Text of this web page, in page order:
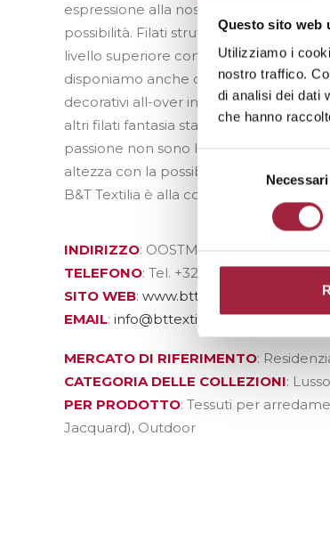
Questo sito web
Utilizziamo i
nostro traffico.
di analisi dei dati
che hanno
del
consenso
Necessari
espressione alla nostra collezione
possibilità. Filati strutturati e finissaggi
livello superiore con prestazioni
disponiamo anche di un’eccezionale
decorativi all-over in diversi materiali e
altri filati fantasia stanno portando una
passione non sono limitate dalle
altezza con la possibilità di arrivare fino
B&T Textilia è alla continua ricerca
INDIRIZZO: OOSTMOER 10 – 9950
TELEFONO: Tel. +32 9 3773701
SITO WEB: www.bttextilia.com
EMAIL: info@bttextilia.com
MERCATO DI RIFERIMENTO:
CATEGORIA DELLE COLLEZIONI:
PER PRODOTTO: Tessuti per
Jacquard), Outdoor